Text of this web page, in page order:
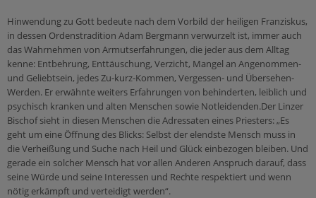
Hinwendung zu Gott bedeute nach dem Vorbild der heiligen Franziskus,
in dessen Ordenstradition Adam Bergmann verwurzelt ist, immer auch
das Wahrnehmen von Armutserfahrungen, die jeder aus dem Alltag
kenne: Entbehrung, Enttäuschung, Verzicht, Mangel an Angenommen-
und Geliebtsein, jedes Zu-kurz-Kommen, Vergessen- und Übersehen-
Werden. Er erwähnte weiters Erfahrungen von behinderten, leiblich und
psychisch kranken und alten Menschen sowie Notleidenden.Der Linzer
Bischof sieht in diesen Menschen die Adressaten eines Priesters: „Es
geht um eine Öffnung des Blicks: Selbst der elendste Mensch muss in
die Verheißung und Suche nach Heil und Glück einbezogen bleiben. Und
gerade ein solcher Mensch hat vor allen Anderen Anspruch darauf, dass
seine Würde und seine Interessen und Rechte respektiert und wenn
nötig erkämpft und verteidigt werden“.